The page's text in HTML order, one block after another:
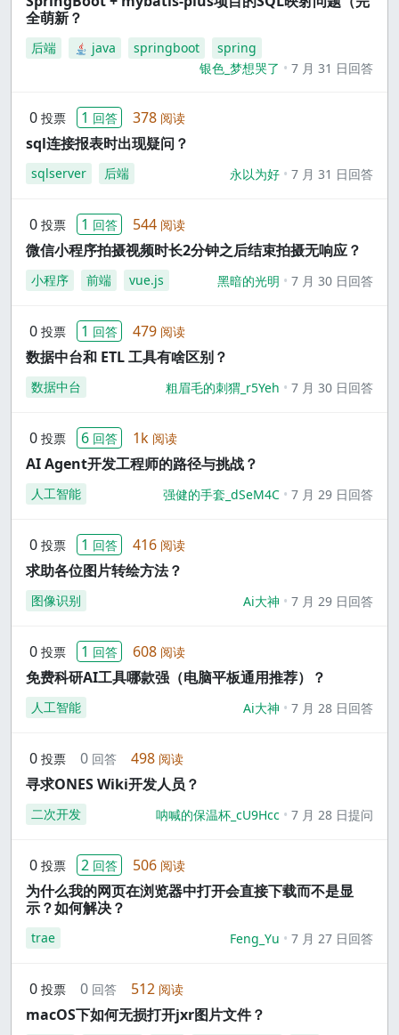
全萌新？
后端 java springboot
spring
银色_梦想哭了
7 月 31 日回答
0 投票 1 回答 378 阅读
sql连接报表时出现疑问？
sqlserver 后端 永以为好 7 月 31 日回答
0 投票 1 回答 544 阅读
微信小程序拍摄视频时长2分钟之后结束拍摄无响应？
小程序 前端 vue.js 黑暗的光明 7 月 30 日回答
0 投票 1 回答 479 阅读
数据中台和 ETL 工具有啥区别？
数据中台 粗眉毛的刺猬_r5Yeh 7 月 30 日回答
0 投票 6 回答 1k 阅读
AI Agent开发工程师的路径与挑战？
人工智能 强健的手套_dSeM4C 7 月 29 日回答
0 投票 1 回答 416 阅读
求助各位图片转绘方法？
图像识别 Ai大神 7 月 29 日回答
0 投票 1 回答 608 阅读
免费科研AI工具哪款强（电脑平板通用推荐）？
人工智能 Ai大神 7 月 28 日回答
0 投票 0 回答 498 阅读
寻求ONES Wiki开发人员？
二次开发 呐喊的保温杯_cU9Hcc 7 月 28 日提问
0 投票 2 回答 506 阅读
为什么我的网页在浏览器中打开会直接下载而不是显
示？如何解决？
trae Feng_Yu 7 月 27 日回答
0 投票 0 回答 512 阅读
macOS下如何无损打开jxr图片文件？